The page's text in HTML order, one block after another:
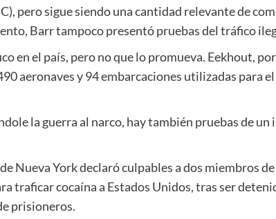
pero sigue siendo una cantidad relevante de
Barr tampoco presentó pruebas del tráfico
en el país, pero no que lo promueva. Eekhout,
aeronaves y 94 embarcaciones utilizadas para
la guerra al narco, hay también pruebas de
Nueva York declaró culpables a dos miembros
traficar cocaína a Estados Unidos, tras ser
prisioneros.